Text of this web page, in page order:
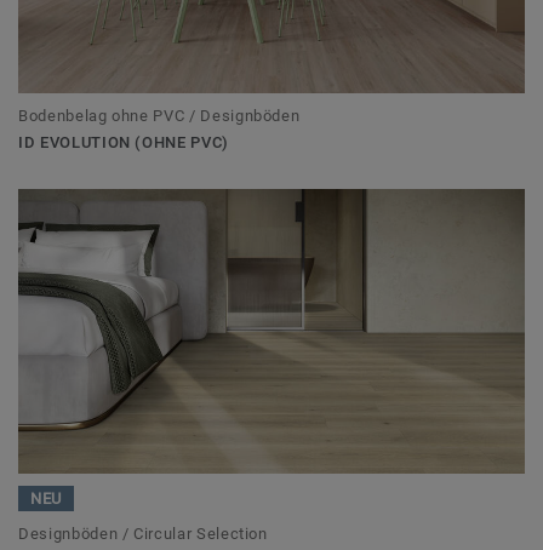
Bodenbelag ohne PVC / Designböden
ID EVOLUTION (OHNE PVC)
NEU
Designböden / Circular Selection